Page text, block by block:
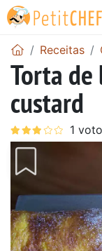
Receitas
Torta
custard